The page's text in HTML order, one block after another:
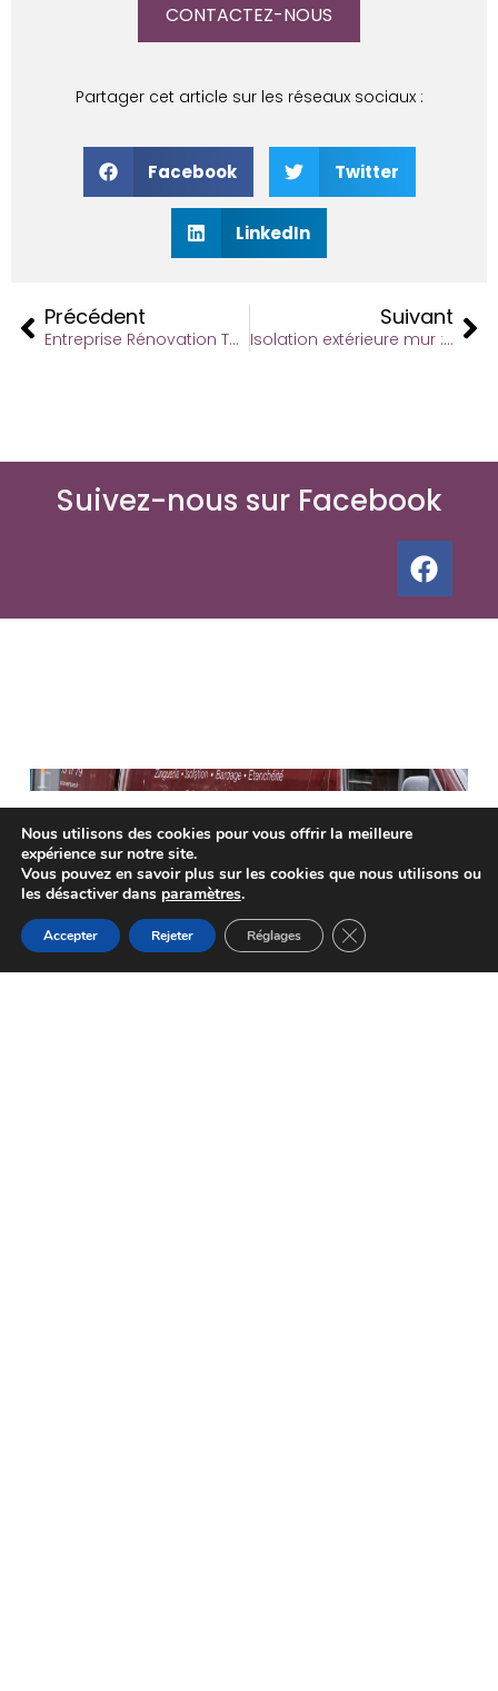
CONTACTEZ-NOUS
Partager cet article sur les réseaux sociaux :
Facebook Twitter
LinkedIn
Précédent
Entreprise Rénovation Toiture : Faites Confiance à Lebaillif Couverture
Suivant
Isolation extérieure mur : Pourquoi c’est essentiel pour votre confort et vos économies
Suivez-nous sur Facebook
Vous souhaitez obtenir des
conseils personnalisés ou
un devis gratuit ?
Nous utilisons des cookies pour vous offrir la meilleure
expérience sur notre site.
Vous pouvez en savoir plus sur les cookies que nous utilisons ou
les désactiver dans paramètres.
Accepter Rejeter Réglages Fermer la bannière